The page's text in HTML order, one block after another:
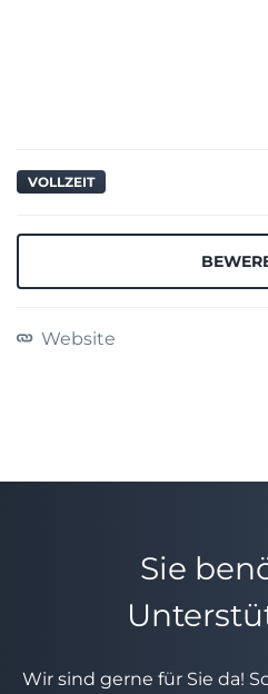
VOLLZEIT
Website
Sie
Wir sind gerne für Sie da!